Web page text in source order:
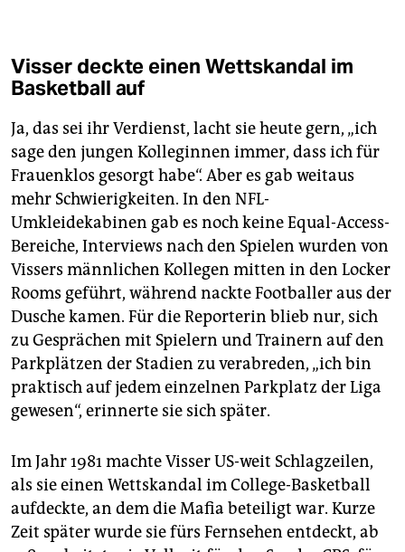
Visser deckte einen Wettskandal im
Basketball auf
Ja, das sei ihr Verdienst, lacht sie heute gern, „ich
sage den jungen Kolleginnen immer, dass ich für
Frauenklos gesorgt habe“. Aber es gab weitaus
mehr Schwierigkeiten. In den NFL-
Umkleidekabinen gab es noch keine Equal-Access-
Bereiche, Interviews nach den Spielen wurden von
Vissers männlichen Kollegen mitten in den Locker
Rooms geführt, während nackte Footballer aus der
Dusche kamen. Für die Reporterin blieb nur, sich
zu Gesprächen mit Spielern und Trainern auf den
Parkplätzen der Stadien zu verabreden, „ich bin
praktisch auf jedem einzelnen Parkplatz der Liga
gewesen“, erinnerte sie sich später.
Im Jahr 1981 machte Visser US-weit Schlagzeilen,
als sie einen Wettskandal im College-Basketball
aufdeckte, an dem die Mafia beteiligt war. Kurze
Zeit später wurde sie fürs Fernsehen entdeckt, ab